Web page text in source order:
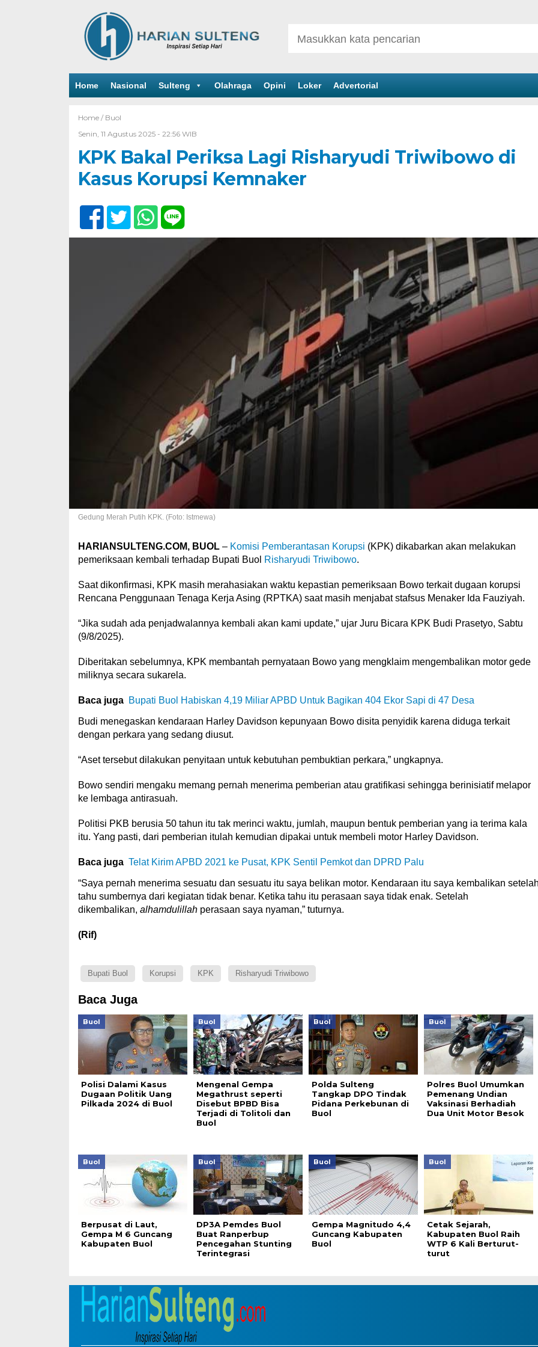
Home Nasional Sulteng Olahraga Opini Loker Advertorial
Home / Buol
Senin, 11 Agustus 2025 - 22:56 WIB
KPK Bakal Periksa Lagi Risharyudi Triwibowo di
Kasus Korupsi Kemnaker
Gedung Merah Putih KPK. (Foto: Istmewa)
HARIANSULTENG.COM, BUOL– Komisi Pemberantasan Korupsi (KPK) dikabarkan akan melakukan
pemeriksaan kembali terhadap Bupati Buol Risharyudi Triwibowo.
Saat dikonfirmasi, KPK masih merahasiakan waktu kepastian pemeriksaan Bowo terkait dugaan korupsi
Rencana Penggunaan Tenaga Kerja Asing (RPTKA) saat masih menjabat stafsus Menaker Ida Fauziyah.
“Jika sudah ada penjadwalannya kembali akan kami update,” ujar Juru Bicara KPK Budi Prasetyo, Sabtu
(9/8/2025).
Diberitakan sebelumnya, KPK membantah pernyataan Bowo yang mengklaim mengembalikan motor gede
miliknya secara sukarela.
Baca juga Bupati Buol Habiskan 4,19 Miliar APBD Untuk Bagikan 404 Ekor Sapi di 47 Desa
Budi menegaskan kendaraan Harley Davidson kepunyaan Bowo disita penyidik karena diduga terkait
dengan perkara yang sedang diusut.
“Aset tersebut dilakukan penyitaan untuk kebutuhan pembuktian perkara,” ungkapnya.
Bowo sendiri mengaku memang pernah menerima pemberian atau gratifikasi sehingga berinisiatif melapor
ke lembaga antirasuah.
Politisi PKB berusia 50 tahun itu tak merinci waktu, jumlah, maupun bentuk pemberian yang ia terima kala
itu. Yang pasti, dari pemberian itulah kemudian dipakai untuk membeli motor Harley Davidson.
Baca juga Telat Kirim APBD 2021 ke Pusat, KPK Sentil Pemkot dan DPRD Palu
“Saya pernah menerima sesuatu dan sesuatu itu saya belikan motor. Kendaraan itu saya kembalikan
tahu sumbernya dari kegiatan tidak benar. Ketika tahu itu perasaan saya tidak enak. Setelah
dikembalikan, alhamdulillahperasaan saya nyaman,” tuturnya.
(Rif)
Bupati Buol Korupsi KPK Risharyudi Triwibowo
Baca Juga
Buol
Polisi Dalami Kasus
Dugaan Politik Uang
Pilkada 2024 di Buol
Buol
Mengenal Gempa
Megathrust seperti
Disebut BPBD Bisa
Terjadi di Tolitoli dan
Buol
Buol
Polda Sulteng
Tangkap DPO Tindak
Pidana Perkebunan di
Buol
Buol
Polres Buol Umumkan
Pemenang Undian
Vaksinasi Berhadiah
Dua Unit Motor Besok
Buol
Berpusat di Laut,
Gempa M 6 Guncang
Kabupaten Buol
Buol
DP3A Pemdes Buol
Buat Ranperbup
Pencegahan Stunting
Terintegrasi
Buol
Gempa Magnitudo 4,4
Guncang Kabupaten
Buol
Buol
Cetak Sejarah,
Kabupaten Buol Raih
WTP 6 Kali Berturut-
turut